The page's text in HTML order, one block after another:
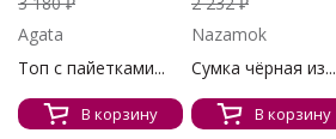
Agata
Топ с пайетками...
В корзину
Nazamok
Сумка чёрная из...
В корзину